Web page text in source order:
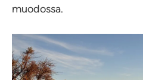
muodossa.